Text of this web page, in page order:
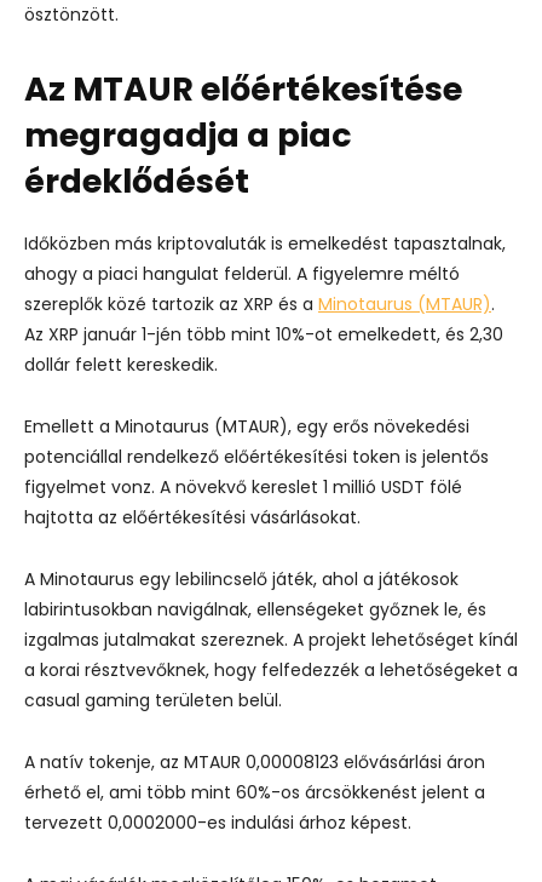
ösztönzött.
Az MTAUR előértékesítése
megragadja a piac
érdeklődését
Időközben más kriptovaluták is emelkedést tapasztalnak,
ahogy a piaci hangulat felderül. A figyelemre méltó
szereplők közé tartozik az XRP és a Minotaurus (MTAUR).
Az XRP január 1-jén több mint 10%-ot emelkedett, és 2,30
dollár felett kereskedik.
Emellett a Minotaurus (MTAUR), egy erős növekedési
potenciállal rendelkező előértékesítési token is jelentős
figyelmet vonz. A növekvő kereslet 1 millió USDT fölé
hajtotta az előértékesítési vásárlásokat.
A Minotaurus egy lebilincselő játék, ahol a játékosok
labirintusokban navigálnak, ellenségeket győznek le, és
izgalmas jutalmakat szereznek. A projekt lehetőséget kínál
a korai résztvevőknek, hogy felfedezzék a lehetőségeket a
casual gaming területen belül.
A natív tokenje, az MTAUR 0,00008123 elővásárlási áron
érhető el, ami több mint 60%-os árcsökkenést jelent a
tervezett 0,0002000-es indulási árhoz képest.